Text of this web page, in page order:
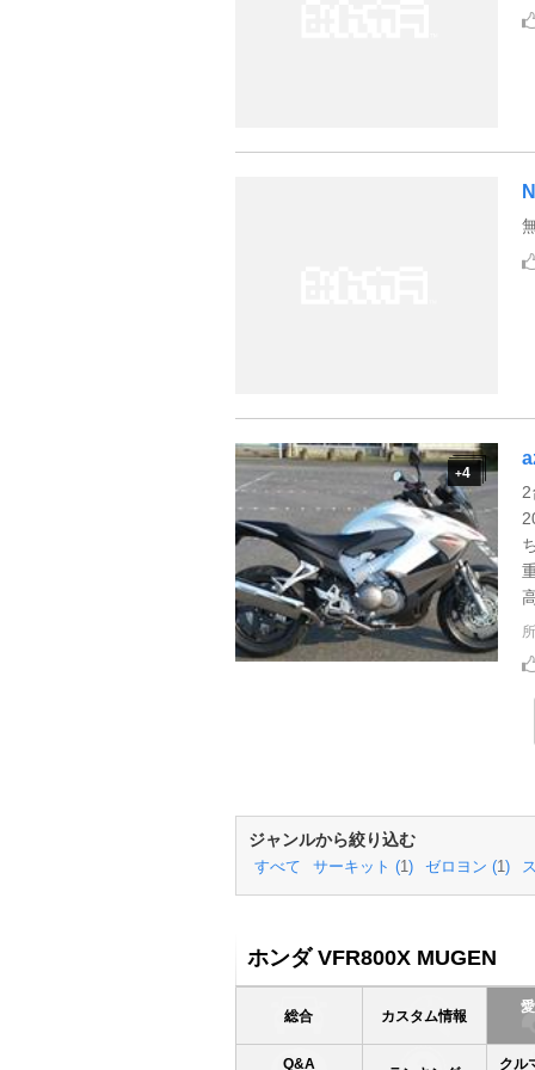
+4
2
ジャンルから絞り込む
すべて サーキット (1) ゼロヨン (1)
ホンダ VFR800X MUGEN
総合 カスタム情報
Q&A クル